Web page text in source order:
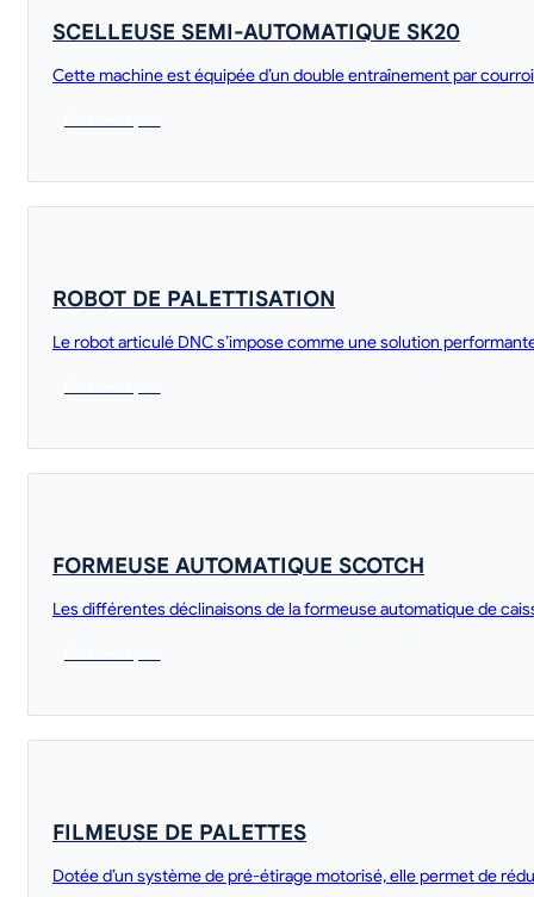
SCELLEUSE SEMI-AUTOMATIQUE SK20
Cette machine est équipée d’un double entraînement par
ROBOT DE PALETTISATION
Le robot articulé DNC s’impose comme une solution
FORMEUSE AUTOMATIQUE SCOTCH
Les différentes déclinaisons de la formeuse automatique de
FILMEUSE DE PALETTES
Dotée d’un système de pré-étirage motorisé, elle permet de